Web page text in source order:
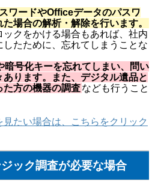
ワードやOfficeデータのパスワ
場合の解析・解除を行います。
クをかける場合もあれば、社内
たために、忘れてしまうことな
暗号化キーを忘れてしまい、問い
ります。また、デジタル遺品と
た方の機器の調査なども行うこと
たい場合は、こちらをクリック
ック調査が必要な場合